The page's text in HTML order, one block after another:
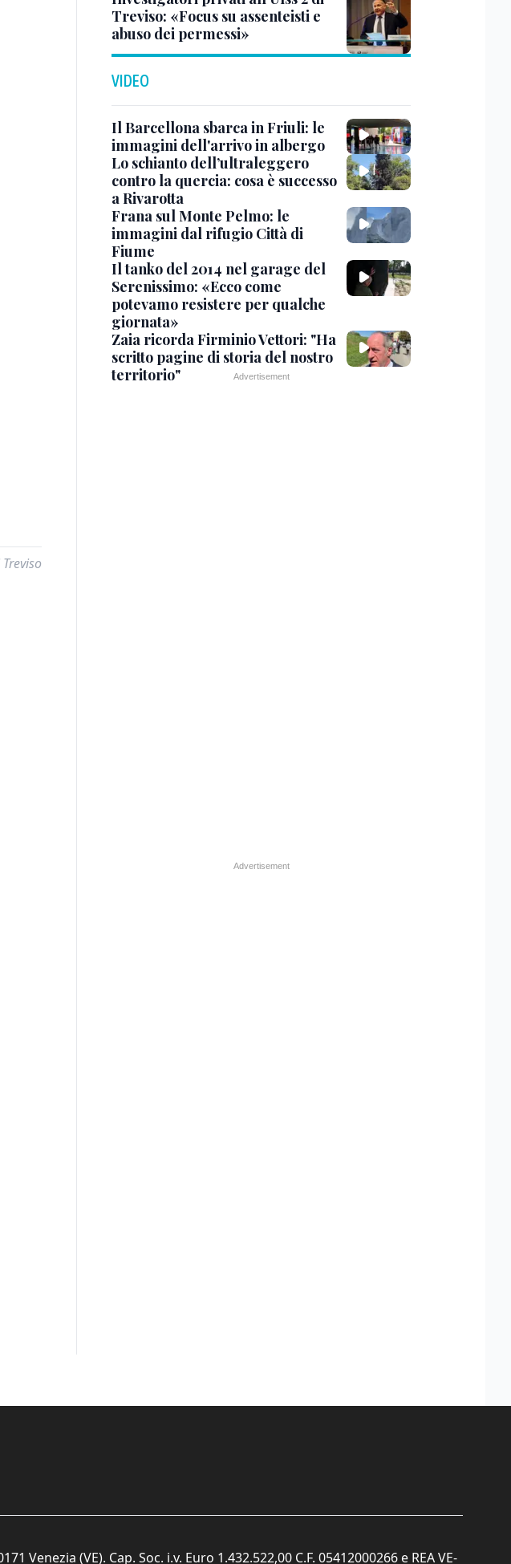
Treviso: «Focus su assenteisti e
abuso dei permessi»
VIDEO
Il Barcellona sbarca in Friuli: le
immagini dell'arrivo in albergo
Lo schianto dell’ultraleggero
contro la quercia: cosa è successo
a Rivarotta
Frana sul Monte Pelmo: le
immagini dal rifugio Città di
Fiume
Il tanko del 2014 nel garage del
Serenissimo: «Ecco come
potevamo resistere per qualche
giornata»
Zaia ricorda Firminio Vettori: "Ha
scritto pagine di storia del nostro
territorio"
Venezia (VE). Cap. Soc. i.v. Euro 1.432.522,00 C.F. 05412000266 e REA VE-